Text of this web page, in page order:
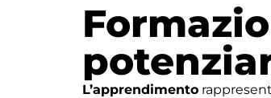
L’apprendimento